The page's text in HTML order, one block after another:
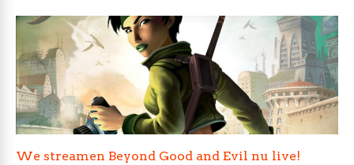
We streamen Beyond Good and Evil nu live!